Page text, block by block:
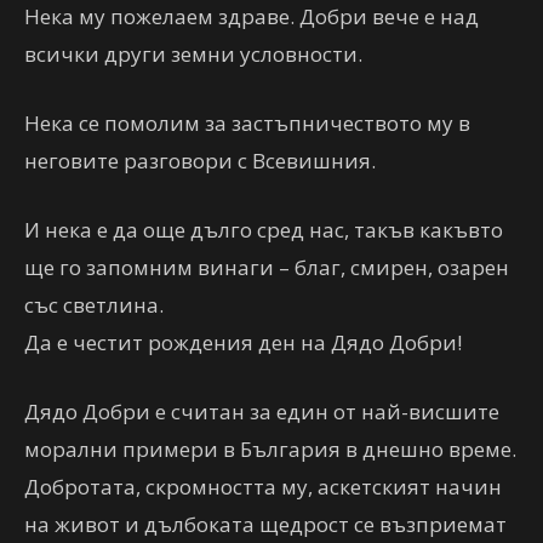
Нека му пожелаем здравe. Добри вече е над
всички други земни условности.
Нека се помолим за застъпничеството му в
неговите разговори с Всевишния.
И нека е да още дълго сред нас, такъв какъвто
ще го запомним винаги – благ, смирен, озарен
със светлина.
Да е честит рождения ден на Дядо Добри!
Дядо Добри е считан за един от най-висшите
морални примери в България в днешно време.
Добротата, скромността му, аскетският начин
на живот и дълбоката щедрост се възприемат